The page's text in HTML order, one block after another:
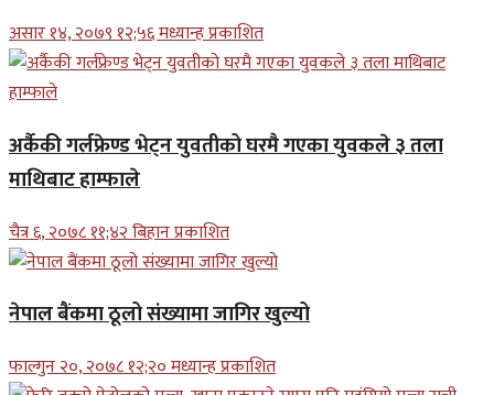
असार १४, २०७९ १२;५६ मध्यान्ह प्रकाशित
अर्कैकी गर्लफ्रेण्ड भेट्न युवतीको घरमै गएका युवकले ३ तला
माथिबाट हाम्फाले
चैत्र ६, २०७८ ११;४२ बिहान प्रकाशित
नेपाल बैंकमा ठूलो संख्यामा जागिर खुल्यो
फाल्गुन २०, २०७८ १२;२० मध्यान्ह प्रकाशित